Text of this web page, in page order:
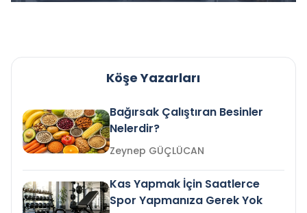
Köşe Yazarları
Bağırsak Çalıştıran Besinler
Nelerdir?
Zeynep GÜÇLÜCAN
Kas Yapmak İçin Saatlerce
Spor Yapmanıza Gerek Yok